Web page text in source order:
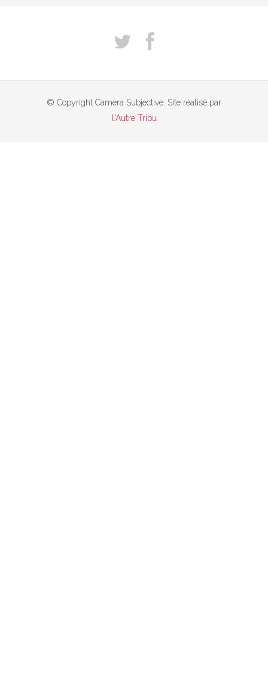
© Copyright Camera Subjective. Site réalisé par
l'Autre Tribu